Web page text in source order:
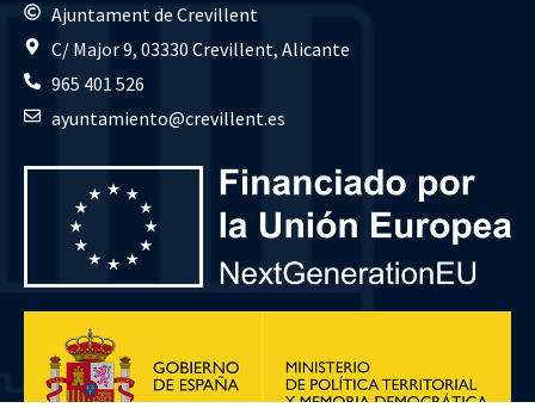
Ajuntament de Crevillent
C/ Major 9, 03330 Crevillent, Alicante
965 401 526
ayuntamiento@crevillent.es